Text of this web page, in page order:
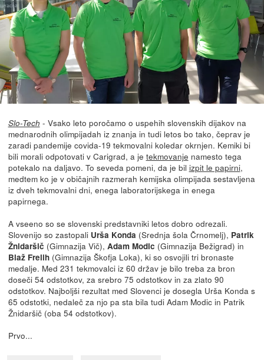
Slo-Tech - Vsako leto poročamo o uspehih slovenskih dijakov na
mednarodnih olimpijadah iz znanja in tudi letos bo tako, čeprav je
zaradi pandemije covida-19 tekmovalni koledar okrnjen. Kemiki bi
bili morali odpotovati v Carigrad, a je tekmovanje namesto tega
potekalo na daljavo. To seveda pomeni, da je bil izpit le papirni,
medtem ko je v običajnih razmerah kemijska olimpijada sestavljena
iz dveh tekmovalni dni, enega laboratorijskega in enega
papirnega.
A vseeno so se slovenski predstavniki letos dobro odrezali.
Slovenijo so zastopali Urša Konda (Srednja šola Črnomelj), Patrik
Žnidaršič (Gimnazija Vič), Adam Modic (Gimnazija Bežigrad) in
Blaž Frelih(Gimnazija Škofja Loka), ki so osvojili tri bronaste
medalje. Med 231 tekmovalci iz 60 držav je bilo treba za bron
doseči 54 odstotkov, za srebro 75 odstotkov in za zlato 90
odstotkov. Najboljši rezultat med Slovenci je dosegla Urša Konda s
65 odstotki, nedaleč za njo pa sta bila tudi Adam Modic in Patrik
Žnidaršič (oba 54 odstotkov).
Prvo...